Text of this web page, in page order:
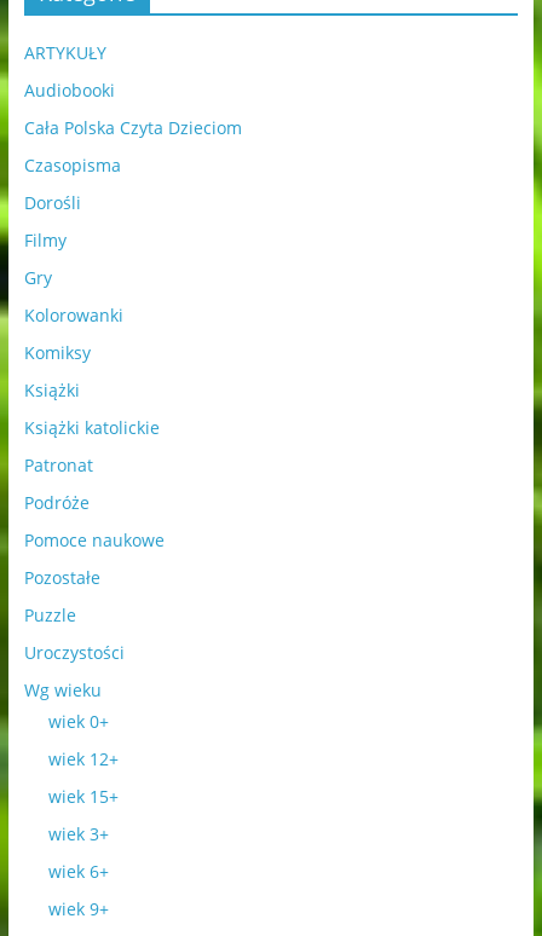
ARTYKUŁY
Audiobooki
Cała Polska Czyta Dzieciom
Czasopisma
Dorośli
Filmy
Gry
Kolorowanki
Komiksy
Książki
Książki katolickie
Patronat
Podróże
Pomoce naukowe
Pozostałe
Puzzle
Uroczystości
Wg wieku
wiek 0+
wiek 12+
wiek 15+
wiek 3+
wiek 6+
wiek 9+